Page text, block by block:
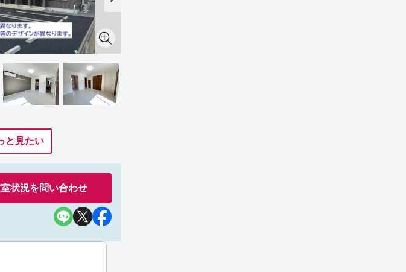
と見たい
状況を問い合わせ